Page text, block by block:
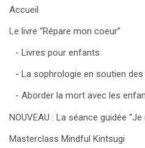
Accueil
Le livre “Répare mon coeur”
Livres pour enfants
La sophrologie en soutien
Aborder la mort avec les
NOUVEAU : La séance guidée
Masterclass Mindful Kintsugi